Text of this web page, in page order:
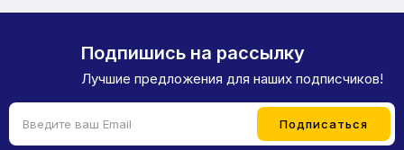
Подпишись на рассылку
Лучшие предложения для наших подписчиков!